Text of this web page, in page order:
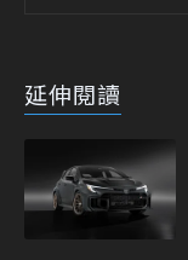
延伸閱讀